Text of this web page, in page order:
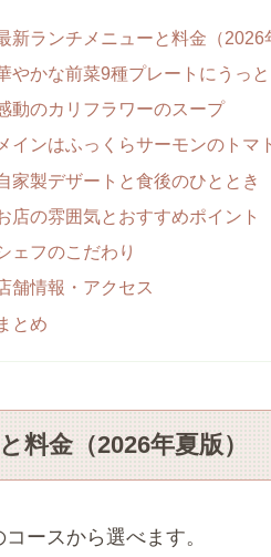
新ランチメニューと料金（2026
やかな前菜9種プレートにうっと
動のカリフラワーのスープ
メインはふっくらサーモンのトマ
家製デザートと食後のひととき
店の雰囲気とおすすめポイント
ェフのこだわり
舗情報・アクセス
とめ
料金（2026年夏版）
ースから選べます。